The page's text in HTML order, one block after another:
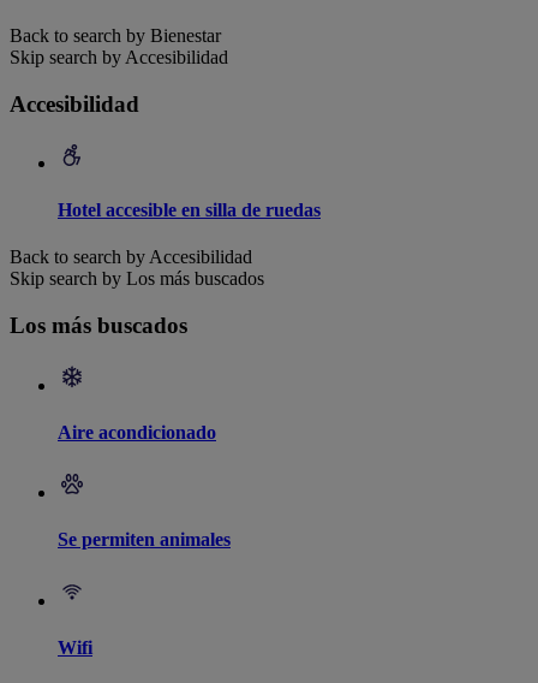
Back to search by Bienestar
Skip search by Accesibilidad
Accesibilidad
Hotel accesible en silla de ruedas
Back to search by Accesibilidad
Skip search by Los más buscados
Los más buscados
Aire acondicionado
Se permiten animales
Wifi